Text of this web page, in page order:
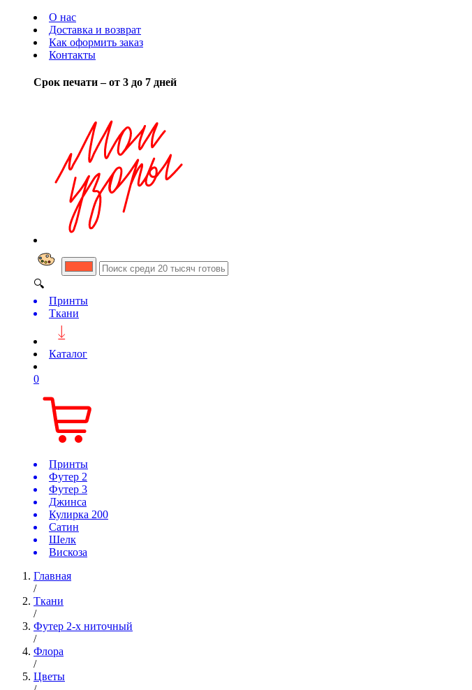
О нас
Доставка и возврат
Как оформить заказ
Контакты
Срок печати – от 3 до 7 дней
🔍
Принты
Ткани
Каталог
0
Принты
Футер 2
Футер 3
Джинса
Кулирка 200
Сатин
Шелк
Вискоза
Главная
/
Ткани
/
Футер 2-х ниточный
/
Флора
/
Цветы